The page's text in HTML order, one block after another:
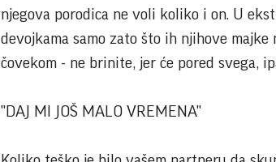
njegova porodica ne voli koliko i on. U
devojkama samo zato što ih njihove
čovekom - ne brinite, jer će pored svega,
"DAJ MI JOŠ MALO VREMENA"